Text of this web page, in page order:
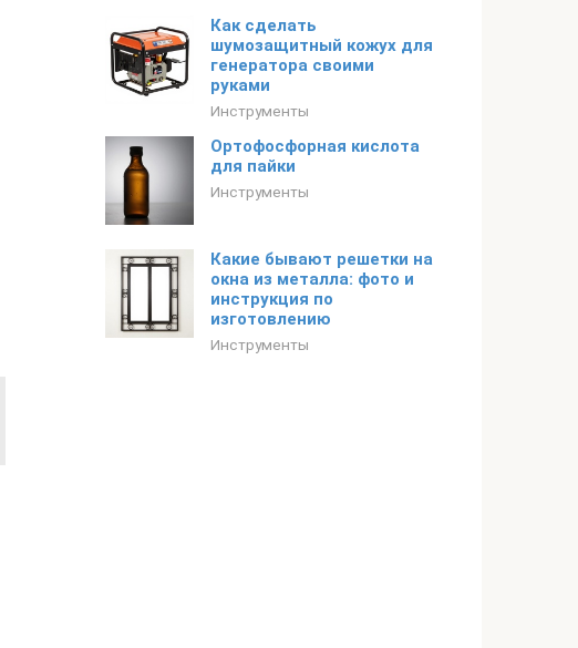
Как сделать
шумозащитный кожух для
генератора своими
руками
Инструменты
Ортофосфорная кислота
для пайки
Инструменты
Какие бывают решетки на
окна из металла: фото и
инструкция по
изготовлению
Инструменты